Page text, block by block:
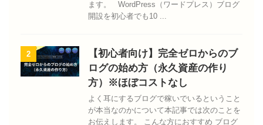
ます。 WordPress（ワードプレス）ブログ
開設を初心者でも10 ...
2
【初心者向け】完全ゼロからのブ
ログの始め方（永久資産の作り
方）※ほぼコストなし
よく耳にするブログで稼いでいるということ
が本当なのかについて本記事では次のことを
お伝えします。 こんな方におすすめ ブログ